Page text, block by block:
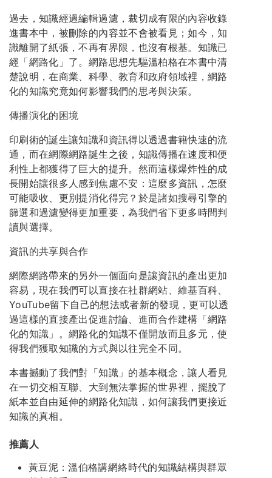
過去，知識經過編輯過濾，裁切成有限的內容收錄
進書本中，被刪除的內容並不會被看見；如今，知
識離開了紙張，不再有界限，也沒有根基。知識已
經「網路化」了。網路思想先驅溫柏格在本書中清
楚說明，在商業、科學、教育和政府領域裡，網路
化的知識究竟如何影響我們的思考與決策。
傳播演化的困境
印刷術的誕生讓知識和資訊得以透過書籍快速的流
通，而在網際網路誕生之後，知識傳播在速度和便
利性上都獲得了巨大的提升。然而這樣爆炸性的成
長開始讓很多人感到焦慮不安：這麼多資訊，怎麼
可能吸收、更別提消化得完？於是諸如搜尋引擎的
篩選和過濾變得更加重要，為我們省下更多時間判
讀與選擇。
資訊的共享與合作
網際網路帶來的另外一個面向是讓資訊的產出更加
容易，現在我們可以直接在社群網站、維基百科、
YouTube留下自己的想法或者新的發現，更可以透
過這樣的直接產出促進討論、進而合作建構「網路
化的知識」。網路化的知識不僅開放而且多元，使
得我們獲取知識的方式與以往完全不同。
本書撼動了我們對「知識」的基本概念，讓人看見
在一切交相互聯、大到無法掌握的世界裡，擺脫了
紙本並自由延伸的網路化知識，如何讓我們更接近
知識的真相。
推薦人
黃豆泥：溫伯格講網絡時代的知識結構與群眾